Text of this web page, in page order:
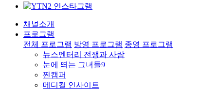
채널소개
프로그램
전체 프로그램 방영 프로그램 종영 프로그램
뉴스멘터리 전쟁과 사람
눈에 띄는 그녀들9
찐캠퍼
메디컬 인사이트